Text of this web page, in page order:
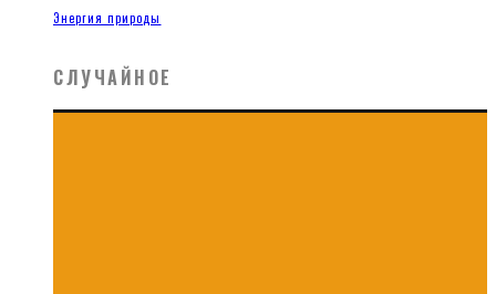
Энергия природы
СЛУЧАЙНОЕ